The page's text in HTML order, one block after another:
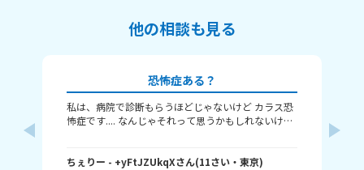
他の相談も見る
恐怖症ある？
私は、病院で診断もらうほどじゃないけど カラス恐
怖症です.... なんじゃそれって思うかもしれないけど
んな恐怖症を持っていますか？
ちぇりー - +yFtJZUkqXさん(11さい・ 東京)